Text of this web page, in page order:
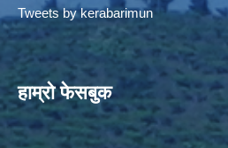
Tweets by kerabarimun
हाम्रो फेसबुक